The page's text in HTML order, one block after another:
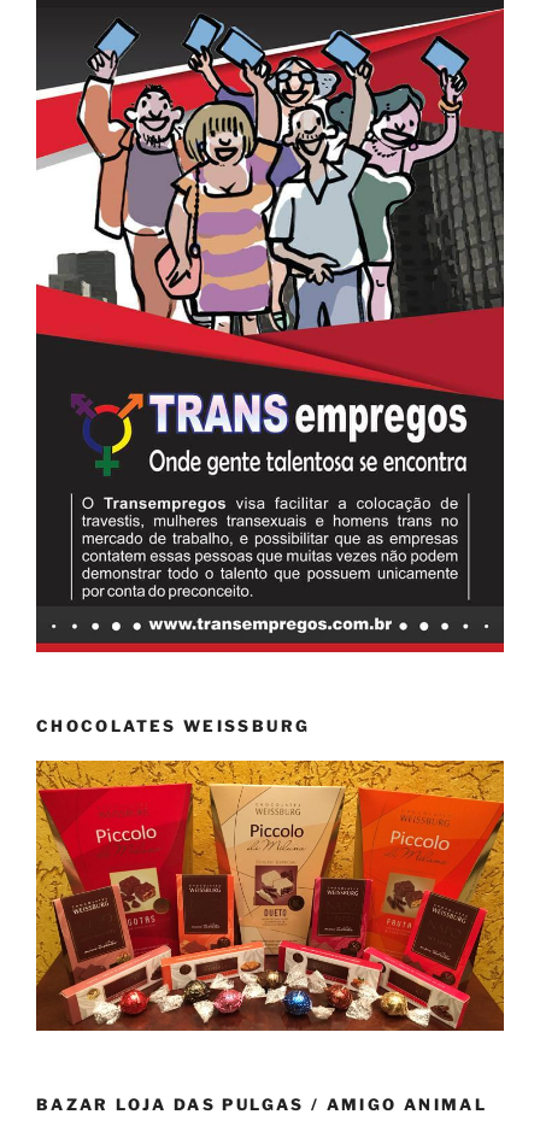
CHOCOLATES WEISSBURG
BAZAR LOJA DAS PULGAS / AMIGO ANIMAL